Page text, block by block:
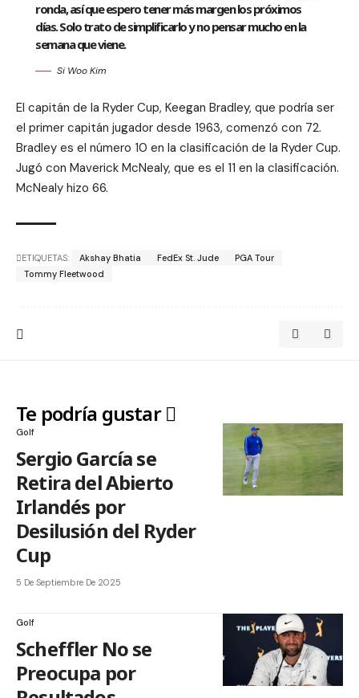
ronda, así que espero tener más margen los próximos
días. Solo trato de simplificarlo y no pensar mucho en la
semana que viene.
Si Woo Kim
El capitán de la Ryder Cup, Keegan Bradley, que podría ser
el primer capitán jugador desde 1963, comenzó con 72.
Bradley es el número 10 en la clasificación de la Ryder Cup.
Jugó con Maverick McNealy, que es el 11 en la clasificación.
McNealy hizo 66.
ETIQUETAS: Akshay Bhatia FedEx St. Jude
PGA Tour
Tommy Fleetwood
Te podría gustar
Golf
Sergio García se
Retira del Abierto
Irlandés por
Desilusión del Ryder
Cup
5 De Septiembre De 2025
Golf
Scheffler No se
Preocupa por